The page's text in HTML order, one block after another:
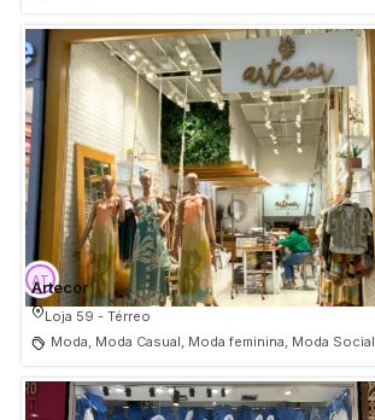
Artecor
Loja 59 - Térreo
Moda, Moda Casual, Moda feminina, Moda Social